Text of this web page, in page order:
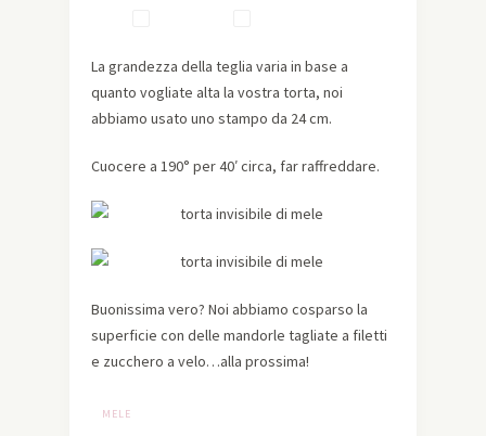
La grandezza della teglia varia in base a
quanto vogliate alta la vostra torta, noi
abbiamo usato uno stampo da 24 cm.
Cuocere a 190° per 40′ circa, far raffreddare.
Buonissima vero? Noi abbiamo cosparso la
superficie con delle mandorle tagliate a filetti
e zucchero a velo…alla prossima!
MELE